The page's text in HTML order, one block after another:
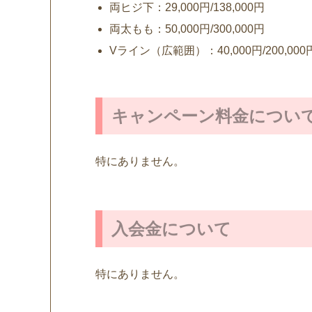
両ヒジ下：29,000円/138,000円
両太もも：50,000円/300,000円
Vライン（広範囲）：40,000円/200,000
キャンペーン料金につい
特にありません。
入会金について
特にありません。